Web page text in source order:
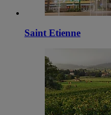
Saint Etienne